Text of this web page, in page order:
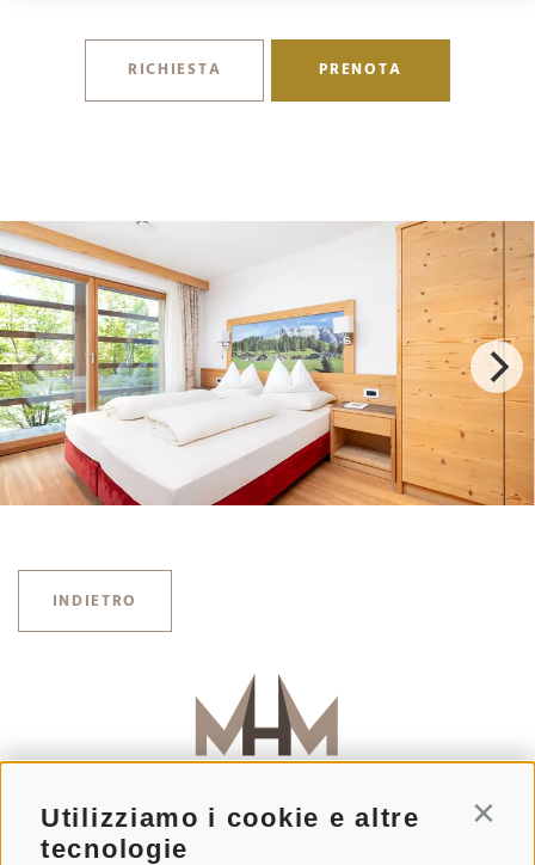
Utilizziamo i cookie e altre
tecnologie
RICHIESTA PRENOTA
INDIETRO